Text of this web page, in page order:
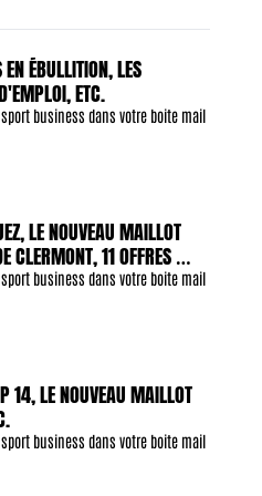
ÉBULLITION, LES
ETC.
business dans votre boite mail
LE NOUVEAU MAILLOT
CLERMONT, 11 OFFRES
business dans votre boite mail
14, LE NOUVEAU MAILLOT
business dans votre boite mail